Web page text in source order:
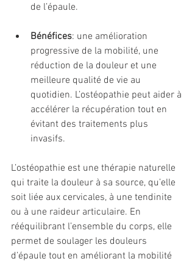
de l’épaule.
Bénéfices: une amélioration
progressive de la mobilité, une
réduction de la douleur et une
meilleure qualité de vie au
quotidien. L’ostéopathie peut aider à
accélérer la récupération tout en
évitant des traitements plus
invasifs.
L’ostéopathie est une thérapie naturelle
qui traite la douleur à sa source, qu’elle
soit liée aux cervicales, à une tendinite
ou à une raideur articulaire. En
rééquilibrant l’ensemble du corps, elle
permet de soulager les douleurs
d’épaule tout en améliorant la mobilité